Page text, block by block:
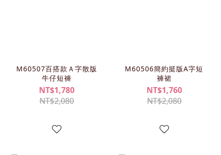
M60507百搭款Ａ字散版
牛仔短褲
NT$1,780
NT$2,080
M60506簡約挺版A字短
褲裙
NT$1,760
NT$2,080